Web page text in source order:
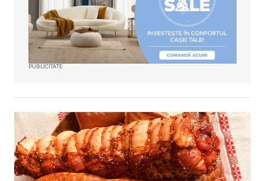
PUBLICITATE